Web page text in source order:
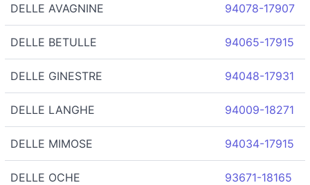
DELLE AVAGNINE 94078-17907
DELLE BETULLE 94065-17915
DELLE GINESTRE 94048-17931
DELLE LANGHE 94009-18271
DELLE MIMOSE 94034-17915
DELLE OCHE 93671-18165